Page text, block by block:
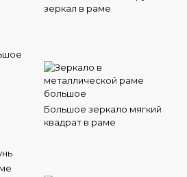
зеркал в раме
Большое зеркало мягкий
квадрат в раме